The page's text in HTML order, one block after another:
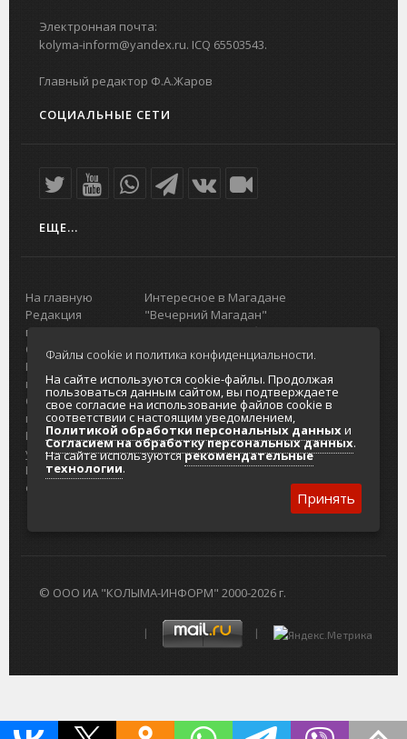
Электронная почта:
kolyma-inform@yandex.ru. ICQ 65503543.
Главный редактор Ф.А.Жаров
СОЦИАЛЬНЫЕ СЕТИ
ЕЩЕ...
На главную
Редакция
портала
О проекте
Реклама на
портале
Отзывы и
предложения
Интернет-
услуги
Разработка
сайтов
Интересное в Магадане
"Вечерний Магадан"
Реклама
Главный туристический портал
Колымы
Политика в отношении обработки
персональных данных
Согласие на обработку персональных
данных
© ООО ИА "КОЛЫМА-ИНФОРМ" 2000-2026 г.
Файлы cookie и политика конфиденциальности.
На сайте используются cookie-файлы. Продолжая
пользоваться данным сайтом, вы подтверждаете
свое согласие на использование файлов cookie в
соответствии с настоящим уведомлением,
Политикой обработки персональных данныхи
Согласием на обработку персональных данных.
На сайте используютсярекомендательные
технологии.
Принять